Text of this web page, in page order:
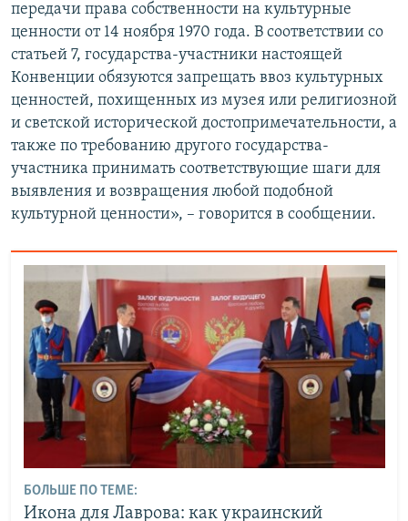
передачи права собственности на культурные
ценности от 14 ноября 1970 года. В соответствии со
статьей 7, государства-участники настоящей
Конвенции обязуются запрещать ввоз культурных
ценностей, похищенных из музея или религиозной
и светской исторической достопримечательности, а
также по требованию другого государства-
участника принимать соответствующие шаги для
выявления и возвращения любой подобной
культурной ценности», – говорится в сообщении.
БОЛЬШЕ ПО ТЕМЕ:
Икона для Лаврова: как украинский